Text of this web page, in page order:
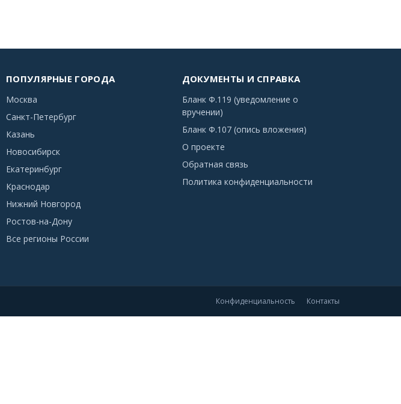
ПОПУЛЯРНЫЕ ГОРОДА
Москва
Санкт-Петербург
Казань
Новосибирск
Екатеринбург
Краснодар
Нижний Новгород
Ростов-на-Дону
Все регионы России
ДОКУМЕНТЫ И СПРАВКА
Бланк Ф.119 (уведомление о
вручении)
Бланк Ф.107 (опись вложения)
О проекте
Обратная связь
Политика конфиденциальности
Конфиденциальность Контакты